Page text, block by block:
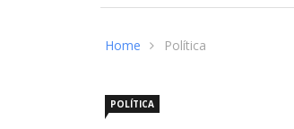
Home Política
POLÍTICA